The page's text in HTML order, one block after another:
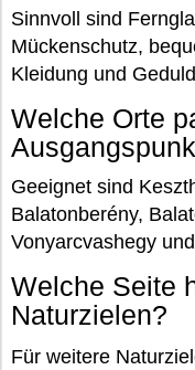
Sinnvoll sind
Mückenschutz,
Kleidung und
Welche Orte
Geeignet sind
Balatonberény,
Vonyarcvashegy
Welche Seite
Naturzielen?
Für weitere